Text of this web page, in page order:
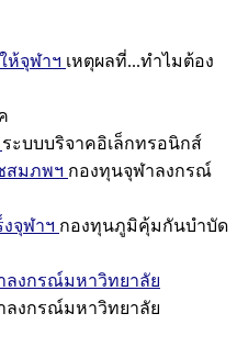
ห้จุฬาฯ เหตุผลที่...ทำไมต้อง
ระบบบริจาคอิเล็กทรอนิกส์
สมภพฯ กองทุนจุฬาลงกรณ์
จุฬาฯ กองทุนภูมิคุ้มกันบำบัด
ลงกรณ์มหาวิทยาลัย
ลงกรณ์มหาวิทยาลัย